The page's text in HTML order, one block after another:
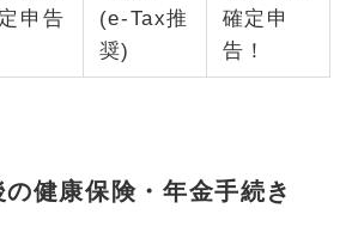
申告
(e-Tax推
奨)
確定申
告！
の健康保険・年金手続き